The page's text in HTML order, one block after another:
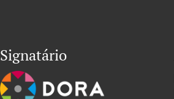
Signatário